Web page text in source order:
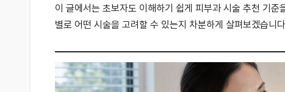
이 글에서는 초보자도 이해하기 쉽게 피부과 시술 추천 기
별로 어떤 시술을 고려할 수 있는지 차분하게 살펴보겠습니